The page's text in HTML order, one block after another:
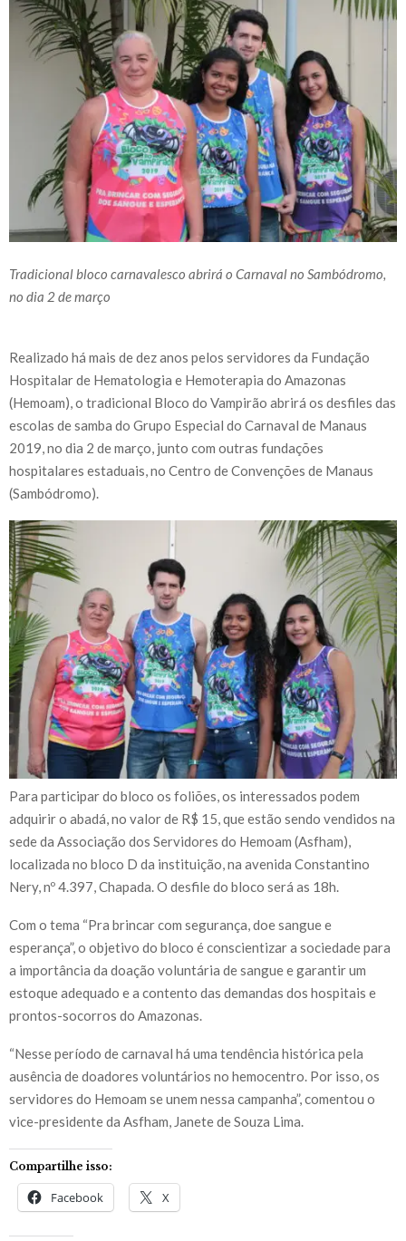
Tradicional bloco carnavalesco abrirá o Carnaval no Sambódromo,
no dia 2 de março
Realizado há mais de dez anos pelos servidores da Fundação
Hospitalar de Hematologia e Hemoterapia do Amazonas
(Hemoam), o tradicional Bloco do Vampirão abrirá os desfiles das
escolas de samba do Grupo Especial do Carnaval de Manaus
2019, no dia 2 de março, junto com outras fundações
hospitalares estaduais, no Centro de Convenções de Manaus
(Sambódromo).
Para participar do bloco os foliões, os interessados podem
adquirir o abadá, no valor de R$ 15, que estão sendo vendidos na
sede da Associação dos Servidores do Hemoam (Asfham),
localizada no bloco D da instituição, na avenida Constantino
Nery, nº 4.397, Chapada. O desfile do bloco será as 18h.
Com o tema “Pra brincar com segurança, doe sangue e
esperança”, o objetivo do bloco é conscientizar a sociedade para
a importância da doação voluntária de sangue e garantir um
estoque adequado e a contento das demandas dos hospitais e
prontos-socorros do Amazonas.
“Nesse período de carnaval há uma tendência histórica pela
ausência de doadores voluntários no hemocentro. Por isso, os
servidores do Hemoam se unem nessa campanha”, comentou o
vice-presidente da Asfham, Janete de Souza Lima.
Compartilhe isso:
Facebook X